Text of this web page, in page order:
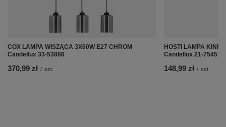
COX LAMPA WISZĄCA 3X60W E27 CHROM
Candellux 33-53886
370,99 zł / szt.
HOSTI LAMPA
Candellux 21-75451
148,99 zł / szt.